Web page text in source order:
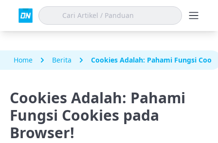
Home Berita Cookies Adalah: Pahami Fungsi
Cookies Adalah: Pahami
Fungsi Cookies pada
Browser!